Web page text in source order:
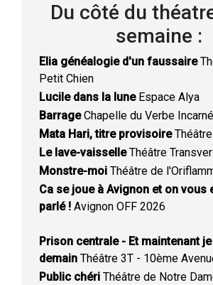
Du côté du
semaine :
Elia généalogie d'un faussaire
Petit Chien
Lucile dans la luneEspace Alya
BarrageChapelle du Verbe Incarné
Mata Hari, titre provisoire
Le lave-vaisselleThéâtre
Monstre-moi Théâtre de
Ca se joue à Avignon et on vous
parlé ! Avignon OFF 2026
Prison centrale - Et maintenant
demain Théâtre 3T - 10ème
Public chéri Théâtre de Notre